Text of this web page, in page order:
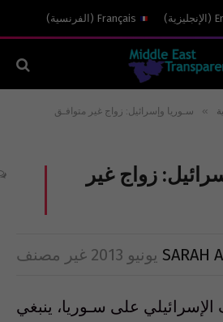
( الإنجليزية)
Français
( الفرنسية)
» سـوريا وإسرائيل: زواج غير متوافـق
زواج غير
SARAH غير مصنف
على سـوريا، ينبغي